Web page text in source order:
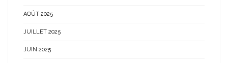
AOÛT 2025
JUILLET 2025
JUIN 2025